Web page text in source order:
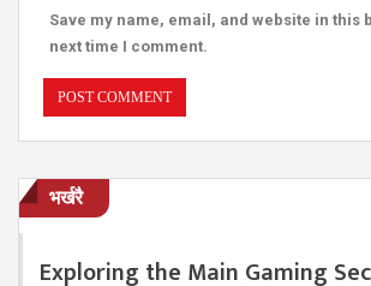
Save my name, email, and website in this
next time I comment.
भर्खरै
Exploring the Main Gaming